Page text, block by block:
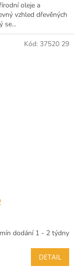
oleje a
vzhled dřevěných
se...
dodání 1 - 2 týdny
DETAIL
Kód: 37520 29